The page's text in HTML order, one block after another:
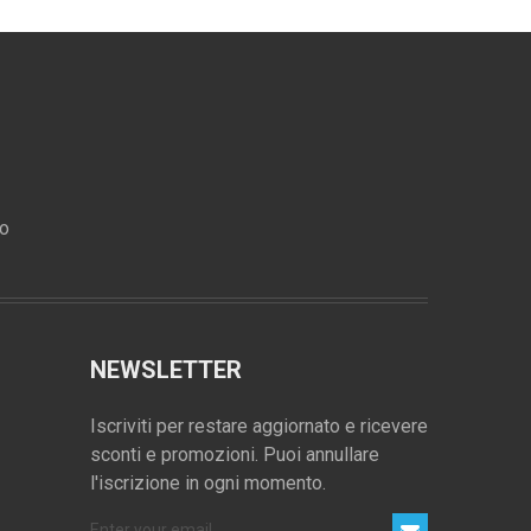
NEWSLETTER
Iscriviti per restare aggiornato e ricevere
sconti e promozioni. Puoi annullare
l'iscrizione in ogni momento.